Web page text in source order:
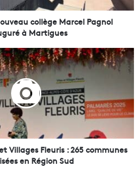
collège Marcel Pagnol
à Martigues
Villages Fleuris : 265 communes
en Région Sud